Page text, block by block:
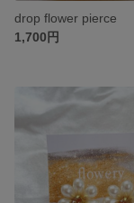
drop flower pierce
1,700円